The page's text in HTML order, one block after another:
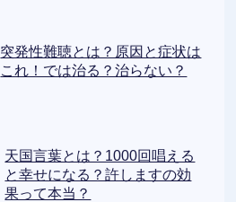
突発性難聴とは？原因と症状は
これ！では治る？治らない？
天国言葉とは？1000回唱える
と幸せになる？許しますの効
果って本当？